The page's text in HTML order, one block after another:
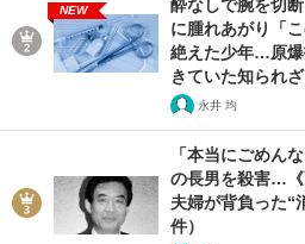
NEW
酔なしで腕を切
に腫れあがり「
絶えた少年…原爆
きていた知られ
永井 均
「本当にごめん
の長男を殺害…《
夫婦が背負った“
件）